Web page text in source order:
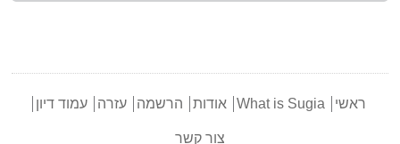
ראשי What is Sugia אודות הרשמה עזרה עמוד דיון
צור קשר